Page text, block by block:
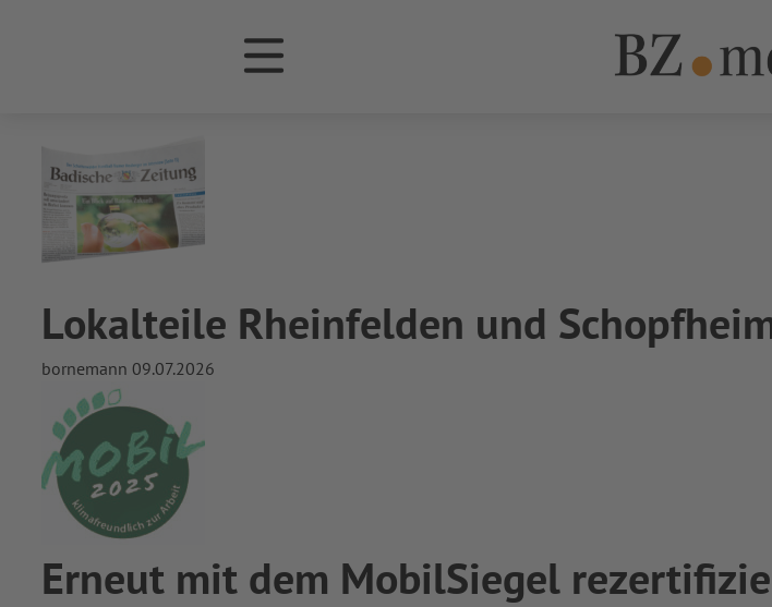
Februar 2025
Lokalteile Rheinfelden und
bornemann 09.07.2026
Erneut mit dem MobilSiegel